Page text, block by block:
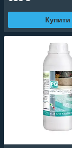
Купити